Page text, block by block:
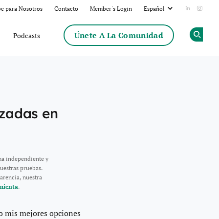
para Nosotros Contacto Member's Login Add us
Podcasts Únete A La Comunidad
en
independiente y
pruebas.
nuestra
.
mis mejores opciones